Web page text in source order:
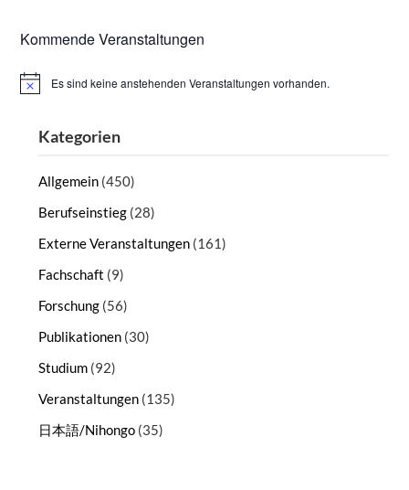
Kommende Veranstaltungen
HinweisEs sind keine anstehenden Veranstaltungen vorhanden.
Kategorien
Allgemein (450)
Berufseinstieg (28)
Externe Veranstaltungen (161)
Fachschaft (9)
Forschung (56)
Publikationen (30)
Studium (92)
Veranstaltungen (135)
日本語/Nihongo (35)